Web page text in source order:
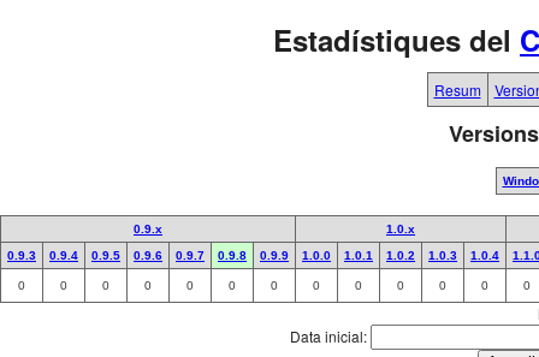
Estadístiques del
Resum
0.9.x
1.0.x
0.9.3
0.9.4 0.9.5 0.9.6 0.9.7 0.9.8 0.9.9 1.0.0 1.0.1 1.0.2 1.0.3 1.0.4
0 0 0 0 0 0 0 0 0 0 0 0 0
Data inicial: